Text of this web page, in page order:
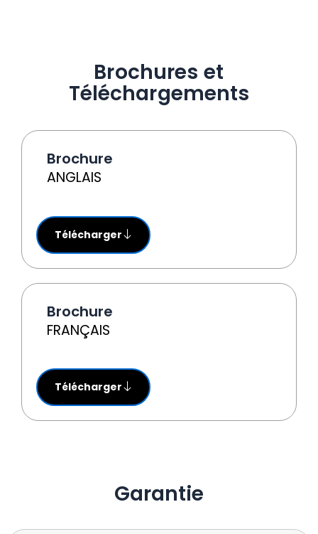
Brochures et
Téléchargements
Brochure
ANGLAIS
Télécharger
Brochure
FRANÇAIS
Télécharger
Garantie